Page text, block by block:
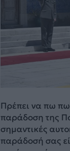
Πρέπει να πω
παράδοση της
σημαντικές
παράδοσή σας